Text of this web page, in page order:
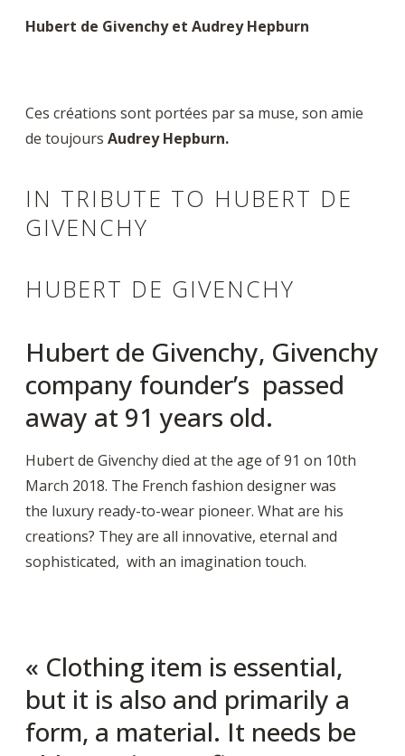
Hubert de Givenchy et Audrey Hepburn
Ces créations sont portées par sa muse, son amie
de toujoursAudrey Hepburn.
IN TRIBUTE TO HUBERT DE
GIVENCHY
HUBERT DE GIVENCHY
Hubert de Givenchy, Givenchy
company founder’s passed
away at 91 years old.
Hubert de Givenchy died at the age of 91 on 10th
March 2018. The French fashion designer was
the luxury ready-to-wear pioneer. What are his
creations? They are all innovative, eternal and
sophisticated, with an imagination touch.
« Clothing item is essential,
but it is also and primarily a
form, a material. It needs be